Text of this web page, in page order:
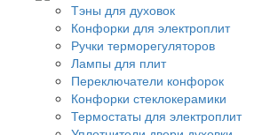
Тэны для духовок
Конфорки для электроплит
Ручки терморегуляторов
Лампы для плит
Переключатели конфорок
Конфорки стеклокерамики
Термостаты для электроплит